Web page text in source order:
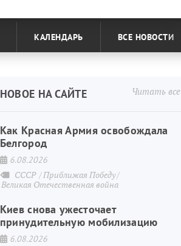
КАЛЕНДАРЬ ВСЕ НОВОСТИ
Читать все
НОВОЕ НА САЙТЕ
Как Красная Армия освобождала
Белгород
6.08.2026
СССР Приближая Победу
Великая Отечественная война
Киев снова ужесточает
принудительную мобилизацию
6.08.2026